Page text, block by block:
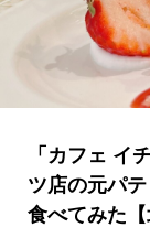
「カフェ
ツ店の元パ
食べてみた【